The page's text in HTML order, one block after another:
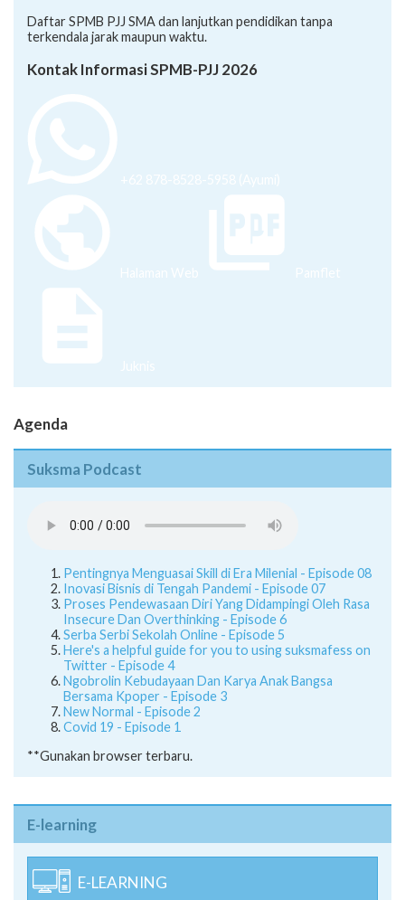
Daftar SPMB PJJ SMA dan lanjutkan pendidikan tanpa
terkendala jarak maupun waktu.
Kontak Informasi SPMB-PJJ 2026
+62 878-8528-5958 (Ayumi)
Halaman Web Pamflet
Juknis
Agenda
Suksma Podcast
Pentingnya Menguasai Skill di Era Milenial - Episode 08
Inovasi Bisnis di Tengah Pandemi - Episode 07
Proses Pendewasaan Diri Yang Didampingi Oleh Rasa
Insecure Dan Overthinking - Episode 6
Serba Serbi Sekolah Online - Episode 5
Here's a helpful guide for you to using suksmafess on
Twitter - Episode 4
Ngobrolin Kebudayaan Dan Karya Anak Bangsa
Bersama Kpoper - Episode 3
New Normal - Episode 2
Covid 19 - Episode 1
**Gunakan browser terbaru.
E-learning
E-LEARNING